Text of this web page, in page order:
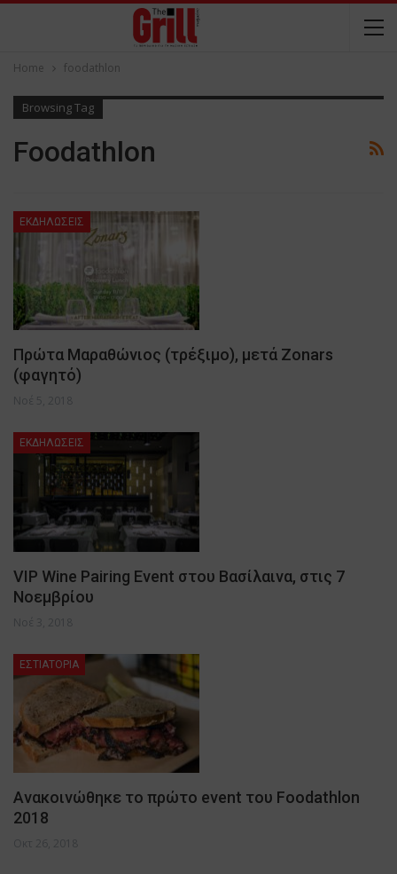
Home foodathlon
Browsing Tag
Foodathlon
ΕΚΔΗΛΩΣΕΙΣ
Πρώτα Μαραθώνιος (τρέξιμο), μετά Zonars
(φαγητό)
Νοέ 5, 2018
ΕΚΔΗΛΩΣΕΙΣ
VIP Wine Pairing Event στου Βασίλαινα, στις 7
Νοεμβρίου
Νοέ 3, 2018
ΕΣΤΙΑΤΟΡΙΑ
Ανακοινώθηκε το πρώτο event του Foodathlon
2018
Οκτ 26, 2018